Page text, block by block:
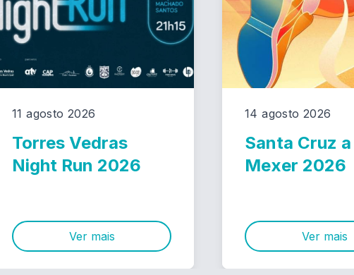
11 agosto 2026
Torres Vedras
Night Run 2026
Ver mais
14 agosto 2026
Santa Cruz a
Mexer 2026
Ver mais